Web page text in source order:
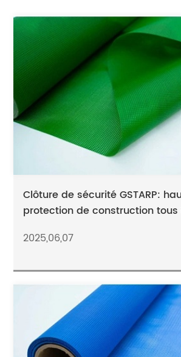
Clôture de sécurité GSTARP:
protection de construction
2025,06,07